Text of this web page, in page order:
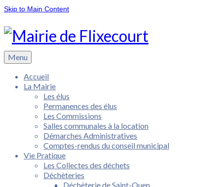
Skip to Main Content
Menu
Accueil
La Mairie
Les élus
Permanences des élus
Les Commissions
Salles communales à la location
Démarches Administratives
Comptes-rendus du conseil municipal
Vie Pratique
Les Collectes des déchets
Déchèteries
Déchèterie de Saint-Ouen